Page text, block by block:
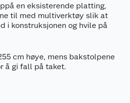
en eksisterende platting,
til med multiverktøy slik at
i konstruksjonen og hvile på
cm høye, mens bakstolpene
å gi fall på taket.